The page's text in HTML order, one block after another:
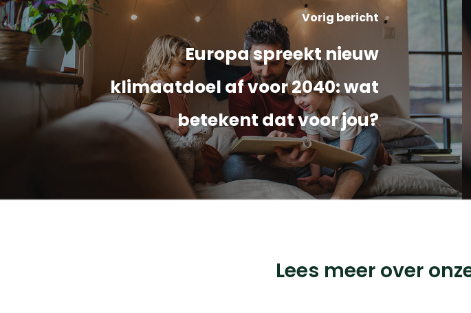
Vorig bericht
Europa spreekt nieuw
klimaatdoel af voor 2040: wat
betekent dat voor jou?
Lees meer over